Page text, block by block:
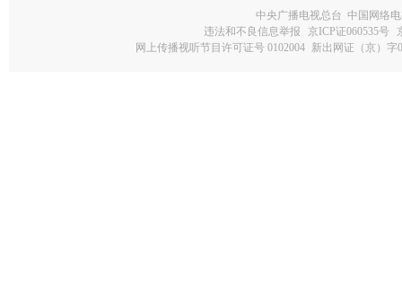
中央广播电视总台 中国网络
违法和不良信息举报
京ICP证060535号
网上传播视听节目许可证号 0102004 新出网证（京）